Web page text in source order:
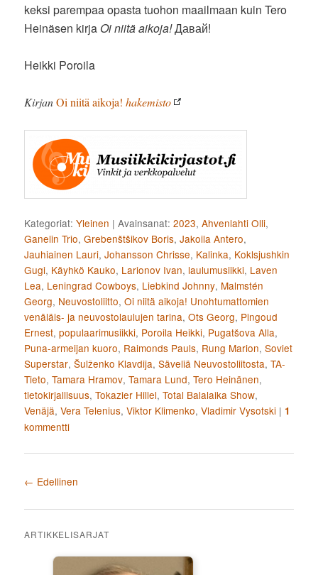
keksi parempaa opasta tuohon maailmaan kuin Tero
Heinäsen kirja Oi niitä aikoja!Давай!
Heikki Poroila
KirjanOi niitä aikoja! hakemisto
Kategoriat: Yleinen |Avainsanat: 2023,Ahvenlahti Olli,
Ganelin Trio,Grebenštšikov Boris,Jakoila Antero,
Jauhiainen Lauri,Johansson Chrisse, Kalinka, Koklsjushkin
Gugi, Käyhkö Kauko, Larionov Ivan, laulumusiikki, Laven
Lea, Leningrad Cowboys, Liebkind Johnny, Malmstén
Georg, Neuvostoliitto,Oi niitä aikoja! Unohtumattomien
venäläis- ja neuvostolaulujen tarina,Ots Georg, Pingoud
Ernest,populaarimusiikki, Poroila Heikki, Pugatšova Alla,
Puna-armeijan kuoro, Raimonds Pauls, Rung Marion,Soviet
Superstar,Šulženko Klavdija,Säveliä Neuvostoliitosta,TA-
Tieto,Tamara Hramov,Tamara Lund,Tero Heinänen,
tietokirjallisuus,Tokazier Hillel,Total Balalaika Show,
Venäjä,Vera Telenius,Viktor Klimenko,Vladimir Vysotski | 1
kommentti
Artikkelien selaus
← Edellinen
ARTIKKELISARJAT